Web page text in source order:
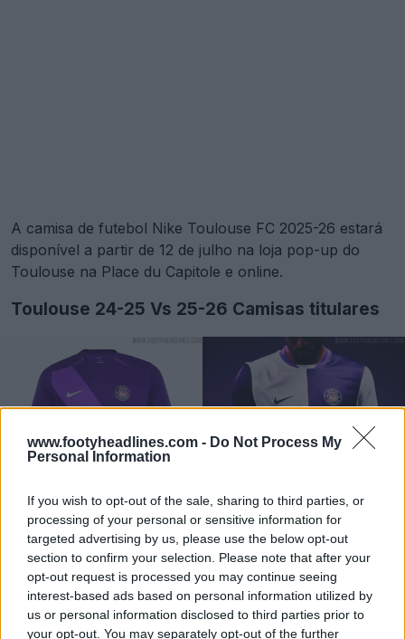
www.footyheadlines.com - Do Not Process My
Personal Information
If you wish to opt-out of the sale, sharing to third parties, or
processing of your personal or sensitive information for
targeted advertising by us, please use the below opt-out
section to confirm your selection. Please note that after your
opt-out request is processed you may continue seeing
interest-based ads based on personal information utilized by
us or personal information disclosed to third parties prior to
your opt-out. You may separately opt-out of the further
A camisa de futebol Nike Toulouse FC 2025-26 estará
disponível a partir de 12 de julho na loja pop-up do
Toulouse na Place du Capitole e online.
Toulouse 24-25 Vs 25-26 Camisas titulares